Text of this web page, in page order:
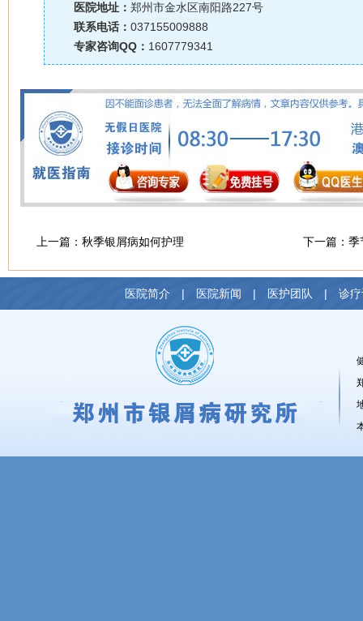
医院地址： 郑州市金水区南阳路227号
联系电话： 037155009888
专家咨询QQ： 1607779341
上一篇： 秋季银屑病如何护理 下一篇：季
医院简介 | 医院新闻 | 医护团队 | 诊